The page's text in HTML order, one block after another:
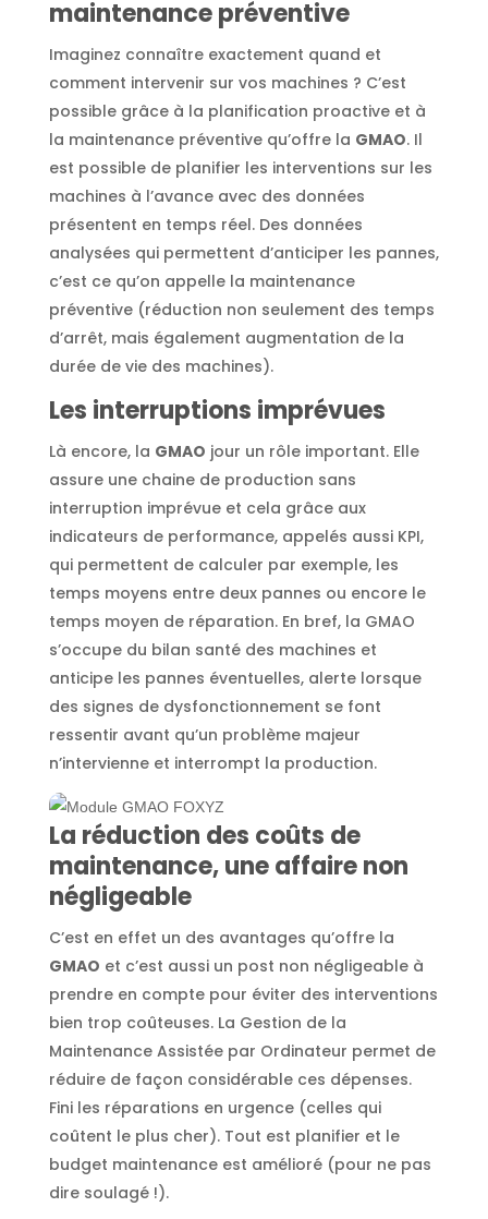
maintenance préventive
Imaginez connaître exactement quand et
comment intervenir sur vos machines ? C’est
possible grâce à la planification proactive et à
la maintenance préventive qu’offre la GMAO. Il
est possible de planifier les interventions sur les
machines à l’avance avec des données
présentent en temps réel. Des données
analysées qui permettent d’anticiper les pannes,
c’est ce qu’on appelle la maintenance
préventive (réduction non seulement des temps
d’arrêt, mais également augmentation de la
durée de vie des machines).
Les interruptions imprévues
Là encore, la GMAO jour un rôle important. Elle
assure une chaine de production sans
interruption imprévue et cela grâce aux
indicateurs de performance, appelés aussi KPI,
qui permettent de calculer par exemple, les
temps moyens entre deux pannes ou encore le
temps moyen de réparation. En bref, la GMAO
s’occupe du bilan santé des machines et
anticipe les pannes éventuelles, alerte lorsque
des signes de dysfonctionnement se font
ressentir avant qu’un problème majeur
n’intervienne et interrompt la production.
La réduction des coûts de
maintenance, une affaire non
négligeable
C’est en effet un des avantages qu’offre la
GMAO et c’est aussi un post non négligeable à
prendre en compte pour éviter des interventions
bien trop coûteuses. La Gestion de la
Maintenance Assistée par Ordinateur permet de
réduire de façon considérable ces dépenses.
Fini les réparations en urgence (celles qui
coûtent le plus cher). Tout est planifier et le
budget maintenance est amélioré (pour ne pas
dire soulagé !).